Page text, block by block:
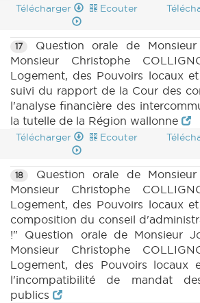
Télécharger Ecouter
17
Question orale de
Monsieur Christophe
Logement, des Pouvoirs locaux
suivi du rapport de la Cour des
l'analyse financière des
la tutelle de la Région wallonne
Télécharger Ecouter
18
Question orale de
Monsieur Christophe
Logement, des Pouvoirs locaux
composition du conseil
!" Question orale de Monsieur
Monsieur Christophe
Logement, des Pouvoirs locaux
l'incompatibilité de mandat
publics